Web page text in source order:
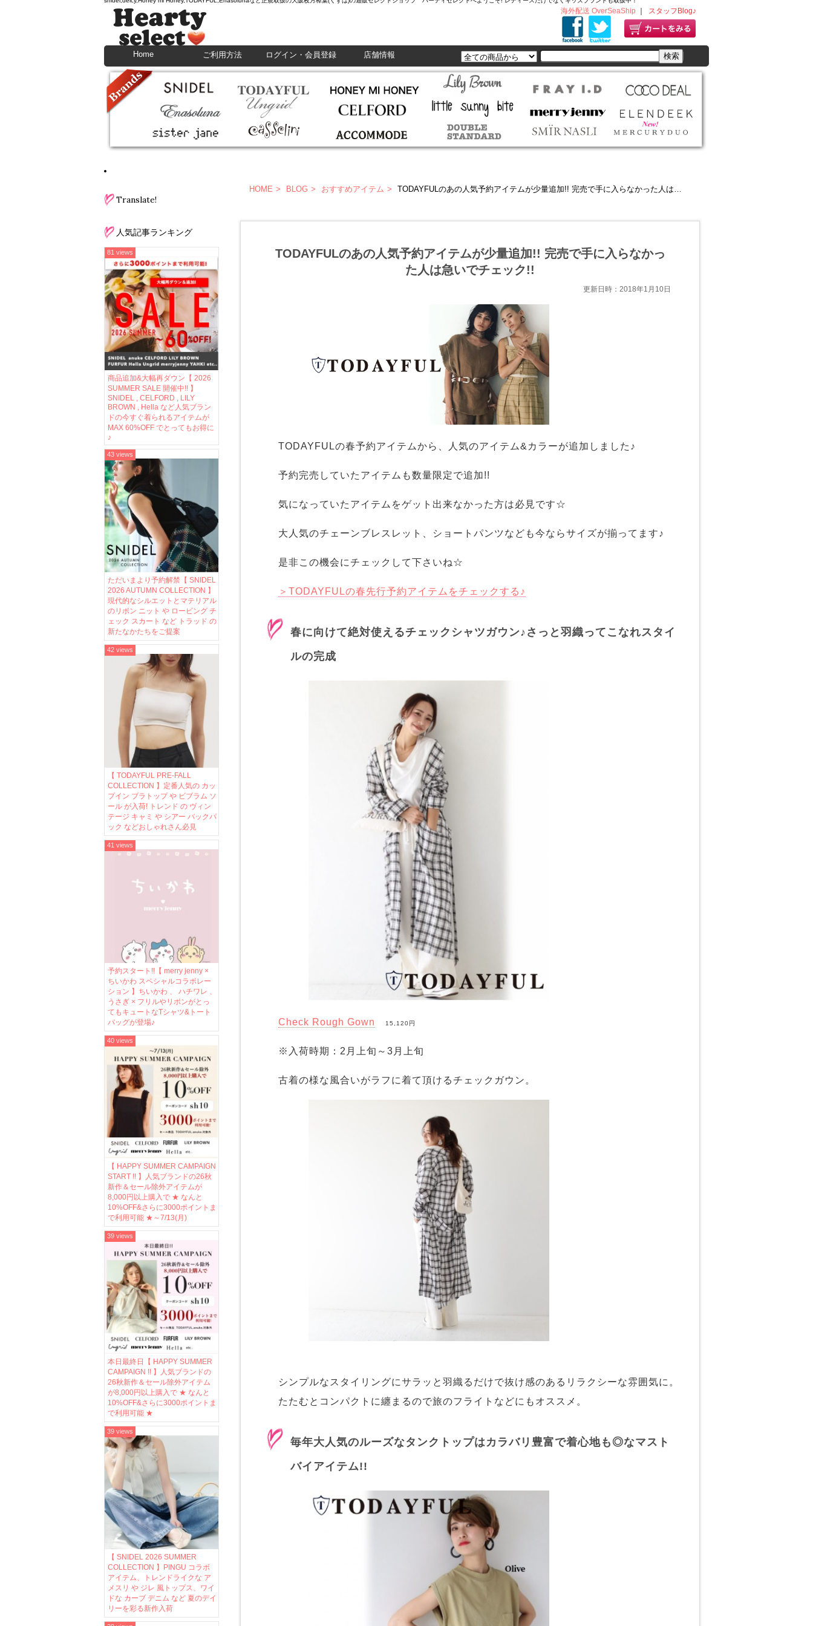
海外配送 OverSeaShip スタッフBlog♪
Home ご利用方法 ログイン・会員登録 店舗情報
Translate!
人気記事ランキング
商品追加&大幅再ダウン【 2026
SUMMER SALE 開催中!! 】
SNIDEL , CELFORD , LILY
BROWN , Hella など人気ブラン
ドの今すぐ着られるアイテムが
MAX 60%OFF でとってもお得に
♪
81 views
ただいまより予約解禁【 SNIDEL
2026 AUTUMN COLLECTION 】
現代的なシルエットとマテリアル
のリボン ニット や ロービング チ
ェック スカート など トラッド の
新たなかたちをご提案
43 views
【 TODAYFUL PRE-FALL
COLLECTION 】定番人気の カッ
プイン ブラトップ や ビブラム ソ
ール が入荷! トレンド の ヴィン
テージ キャミ や シアー バックパ
ック などおしゃれさん必見
42 views
予約スタート!!【 merry jenny ×
ちいかわ スペシャルコラボレー
ション 】ちいかわ 、 ハチワレ 、
うさぎ × フリルやリボンがとっ
てもキュートなTシャツ&トート
バッグが登場♪
41 views
【 HAPPY SUMMER CAMPAIGN
START !! 】人気ブランドの26秋
新作＆セール除外アイテムが
8,000円以上購入で ★ なんと
10%OFF&さらに3000ポイントま
で利用可能 ★～7/13(月)
40 views
本日最終日【 HAPPY SUMMER
CAMPAIGN !! 】人気ブランドの
26秋新作＆セール除外アイテム
が8,000円以上購入で ★ なんと
10%OFF&さらに3000ポイントま
で利用可能 ★
39 views
【 SNIDEL 2026 SUMMER
COLLECTION 】PINGU コラボ
アイテム、トレンドライクな ア
メスリ や ジレ 風トップス、ワイ
ドな カーブ デニム など 夏のデイ
リーを彩る新作入荷
39 views
HOME BLOG おすすめアイテム TODAYFULのあの人気予約アイテムが少量追加!! 完売で手に入らなかった人は急いでチェック!!
TODAYFULのあの人気予約アイテムが少量追加!! 完売で手に入らなかっ
た人は急いでチェック!!
更新日時：2018年1月10日
TODAYFULの春予約アイテムから、人気のアイテム&カラーが追加しました♪
予約完売していたアイテムも数量限定で追加!!
気になっていたアイテムをゲット出来なかった方は必見です☆
大人気のチェーンブレスレット、ショートパンツなども今ならサイズが揃ってます♪
是非この機会にチェックして下さいね☆
＞TODAYFULの春先行予約アイテムをチェックする♪
春に向けて絶対使えるチェックシャツガウン♪さっと羽織ってこなれスタイ
ルの完成
Check Rough Gown 15,120円
※入荷時期：2月上旬～3月上旬
古着の様な風合いがラフに着て頂けるチェックガウン。
シンプルなスタイリングにサラッと羽織るだけで抜け感のあるリラクシーな雰囲気に。
たたむとコンパクトに纏まるので旅のフライトなどにもオススメ。
毎年大人気のルーズなタンクトップはカラバリ豊富で着心地も◎なマスト
バイアイテム!!